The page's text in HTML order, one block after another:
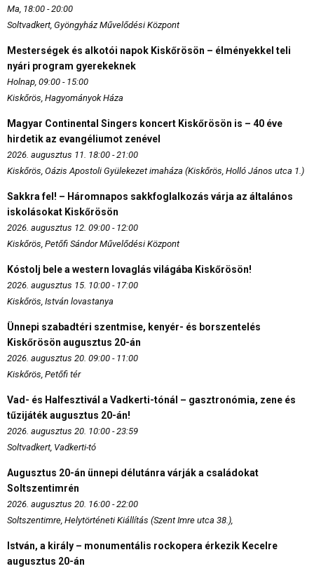
Ma, 18:00 - 20:00
Soltvadkert, Gyöngyház Művelődési Központ
Mesterségek és alkotói napok Kiskőrösön – élményekkel teli
nyári program gyerekeknek
Holnap, 09:00 - 15:00
Kiskőrös, Hagyományok Háza
Magyar Continental Singers koncert Kiskőrösön is – 40 éve
hirdetik az evangéliumot zenével
2026. augusztus 11. 18:00 - 21:00
Kiskőrös, Oázis Apostoli Gyülekezet imaháza (Kiskőrös, Holló János utca 1.)
Sakkra fel! – Háromnapos sakkfoglalkozás várja az általános
iskolásokat Kiskőrösön
2026. augusztus 12. 09:00 - 12:00
Kiskőrös, Petőfi Sándor Művelődési Központ
Kóstolj bele a western lovaglás világába Kiskőrösön!
2026. augusztus 15. 10:00 - 17:00
Kiskőrös, István lovastanya
Ünnepi szabadtéri szentmise, kenyér- és borszentelés
Kiskőrösön augusztus 20-án
2026. augusztus 20. 09:00 - 11:00
Kiskőrös, Petőfi tér
Vad- és Halfesztivál a Vadkerti-tónál – gasztronómia, zene és
tűzijáték augusztus 20-án!
2026. augusztus 20. 10:00 - 23:59
Soltvadkert, Vadkerti-tó
Augusztus 20-án ünnepi délutánra várják a családokat
Soltszentimrén
2026. augusztus 20. 16:00 - 22:00
Soltszentimre, Helytörténeti Kiállítás (Szent Imre utca 38.),
István, a király – monumentális rockopera érkezik Kecelre
augusztus 20-án